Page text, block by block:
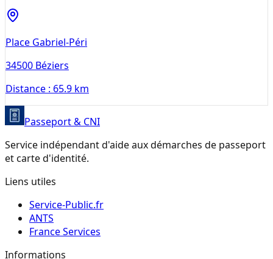
Place Gabriel-Péri
34500 Béziers
Distance : 65.9 km
Passeport & CNI
Service indépendant d'aide aux démarches de passeport
et carte d'identité.
Liens utiles
Service-Public.fr
ANTS
France Services
Informations